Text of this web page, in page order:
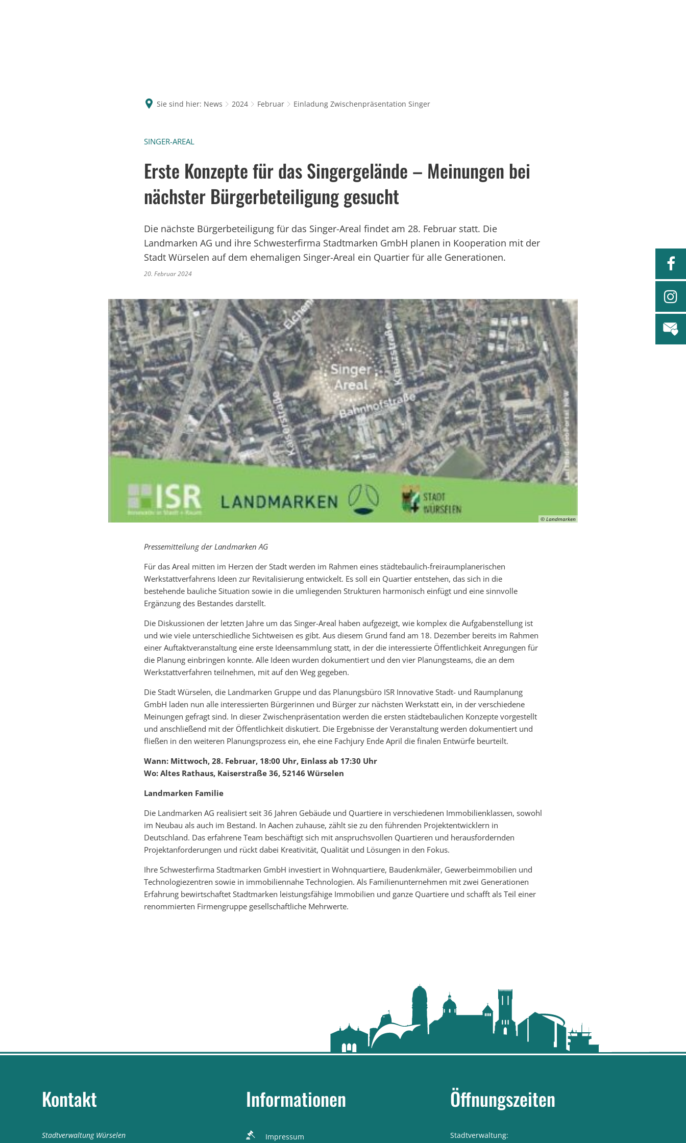
Sie sind hier: News 2024 Februar Einladung Zwischenpräsentation Singer
SINGER-AREAL
Erste Konzepte für das Singergelände – Meinungen bei
nächster Bürgerbeteiligung gesucht
Die nächste Bürgerbeteiligung für das Singer-Areal findet am 28. Februar statt. Die
Landmarken AG und ihre Schwesterfirma Stadtmarken GmbH planen in Kooperation mit der
Stadt Würselen auf dem ehemaligen Singer-Areal ein Quartier für alle Generationen.
20. Februar 2024
© Landmarken
Pressemitteilung der Landmarken AG
Für das Areal mitten im Herzen der Stadt werden im Rahmen eines städtebaulich-freiraumplanerischen
Werkstattverfahrens Ideen zur Revitalisierung entwickelt. Es soll ein Quartier entstehen, das sich in die
bestehende bauliche Situation sowie in die umliegenden Strukturen harmonisch einfügt und eine sinnvolle
Ergänzung des Bestandes darstellt.
Die Diskussionen der letzten Jahre um das Singer-Areal haben aufgezeigt, wie komplex die Aufgabenstellung ist
und wie viele unterschiedliche Sichtweisen es gibt. Aus diesem Grund fand am 18. Dezember bereits im Rahmen
einer Auftaktveranstaltung eine erste Ideensammlung statt, in der die interessierte Öffentlichkeit Anregungen für
die Planung einbringen konnte. Alle Ideen wurden dokumentiert und den vier Planungsteams, die an dem
Werkstattverfahren teilnehmen, mit auf den Weg gegeben.
Die Stadt Würselen, die Landmarken Gruppe und das Planungsbüro ISR Innovative Stadt- und Raumplanung
GmbH laden nun alle interessierten Bürgerinnen und Bürger zur nächsten Werkstatt ein, in der verschiedene
Meinungen gefragt sind. In dieser Zwischenpräsentation werden die ersten städtebaulichen Konzepte vorgestellt
und anschließend mit der Öffentlichkeit diskutiert. Die Ergebnisse der Veranstaltung werden dokumentiert und
fließen in den weiteren Planungsprozess ein, ehe eine Fachjury Ende April die finalen Entwürfe beurteilt.
Wann: Mittwoch, 28. Februar, 18:00 Uhr, Einlass ab 17:30 Uhr
Wo: Altes Rathaus, Kaiserstraße 36, 52146 Würselen
Landmarken Familie
Die Landmarken AG realisiert seit 36 Jahren Gebäude und Quartiere in verschiedenen Immobilienklassen, sowohl
im Neubau als auch im Bestand. In Aachen zuhause, zählt sie zu den führenden Projektentwicklern in
Deutschland. Das erfahrene Team beschäftigt sich mit anspruchsvollen Quartieren und herausfordernden
Projektanforderungen und rückt dabei Kreativität, Qualität und Lösungen in den Fokus.
Ihre Schwesterfirma Stadtmarken GmbH investiert in Wohnquartiere, Baudenkmäler, Gewerbeimmobilien und
Technologiezentren sowie in immobiliennahe Technologien. Als Familienunternehmen mit zwei Generationen
Erfahrung bewirtschaftet Stadtmarken leistungsfähige Immobilien und ganze Quartiere und schafft als Teil einer
renommierten Firmengruppe gesellschaftliche Mehrwerte.
Kontakt
Stadtverwaltung Würselen
Informationen
Impressum
Öffnungszeiten
Stadtverwaltung: